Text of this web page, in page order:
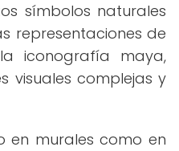
símbolos naturales
representaciones de
iconografía maya,
visuales complejas y
en murales como en